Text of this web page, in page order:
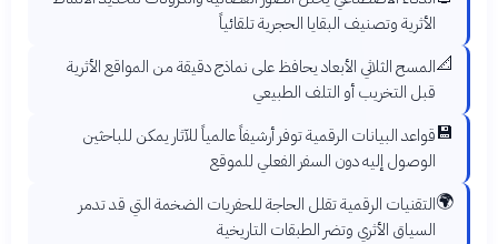
الأثرية وتصنيف البقايا الحجرية تلقائياً
📐المسح الثلاثي الأبعاد يحافظ على نماذج دقيقة من المواقع الأثرية
قبل التخريب أو التلف الطبيعي
💾قواعد البيانات الرقمية توفر أرشيفاً عالمياً للآثار يمكن للباحثين
الوصول إليه دون السفر الفعلي للموقع
🌍التقنيات الرقمية تقلل الحاجة للحفريات الضخمة التي قد تدمر
السياق الأثري وتضر الطبقات التاريخية